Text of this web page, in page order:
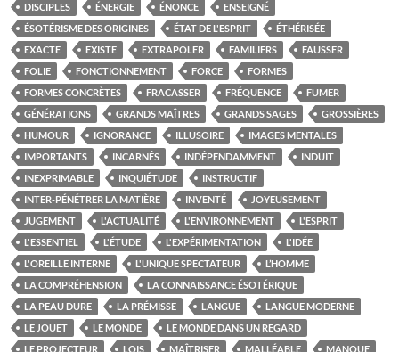
DISCIPLES
ÉNERGIE ÉNONCE
ENSEIGNÉ
ÉSOTÉRISME DES ORIGINES
ÉTAT DE L'ESPRIT
ÉTHÉRISÉE
EXACTE
EXISTE EXTRAPOLER FAMILIERS
FAUSSER
FOLIE
FONCTIONNEMENT FORCE
FORMES
FORMES CONCRÈTES
FRACASSER FRÉQUENCE
FUMER
GÉNÉRATIONS
GRANDS MAÎTRES GRANDS SAGES
GROSSIÈRES
HUMOUR
IGNORANCE ILLUSOIRE
IMAGES MENTALES
IMPORTANTS
INCARNÉS INDÉPENDAMMENT
INDUIT
INEXPRIMABLE
INQUIÉTUDE
INSTRUCTIF
INTER-PÉNÉTRER LA MATIÈRE
INVENTÉ
JOYEUSEMENT
JUGEMENT
L'ACTUALITÉ L'ENVIRONNEMENT
L'ESPRIT
L'ESSENTIEL
L'ÉTUDE L'EXPÉRIMENTATION
L'IDÉE
L'OREILLE INTERNE
L'UNIQUE SPECTATEUR
L’HOMME
LA COMPRÉHENSION
LA CONNAISSANCE ÉSOTÉRIQUE
LA PEAU DURE
LA PRÉMISSE LANGUE
LANGUE MODERNE
LE JOUET
LE MONDE
LE MONDE DANS UN REGARD
LE PROJECTEUR
LOIS MAÎTRISER MALLÉABLE MANQUE